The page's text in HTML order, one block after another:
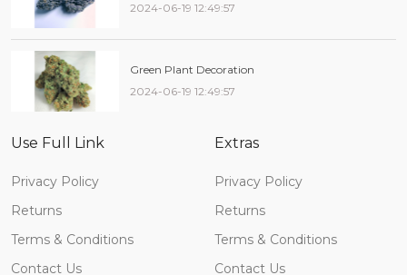
2024-06-19 12:49:57
Green Plant Decoration
2024-06-19 12:49:57
Use Full Link
Privacy Policy
Returns
Terms & Conditions
Contact Us
Extras
Privacy Policy
Returns
Terms & Conditions
Contact Us